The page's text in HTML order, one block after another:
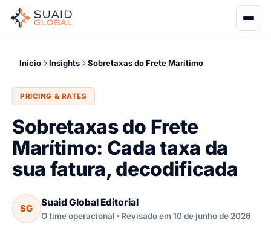
Início Insights Sobretaxas do Frete Marítimo
PRICING & RATES
Sobretaxas do Frete
Marítimo: Cada taxa da
sua fatura, decodificada
SG
Suaid Global Editorial
O time operacional · Revisado em 10 de junho de 2026